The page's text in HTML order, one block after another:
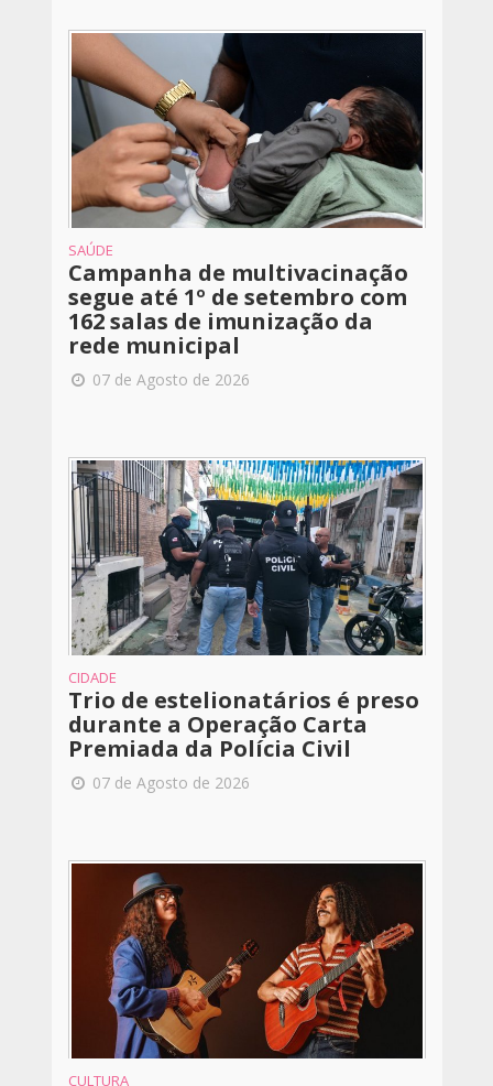
SAÚDE
Campanha de multivacinação
segue até 1º de setembro com
162 salas de imunização da
rede municipal
07 de Agosto de 2026
CIDADE
Trio de estelionatários é preso
durante a Operação Carta
Premiada da Polícia Civil
07 de Agosto de 2026
CULTURA